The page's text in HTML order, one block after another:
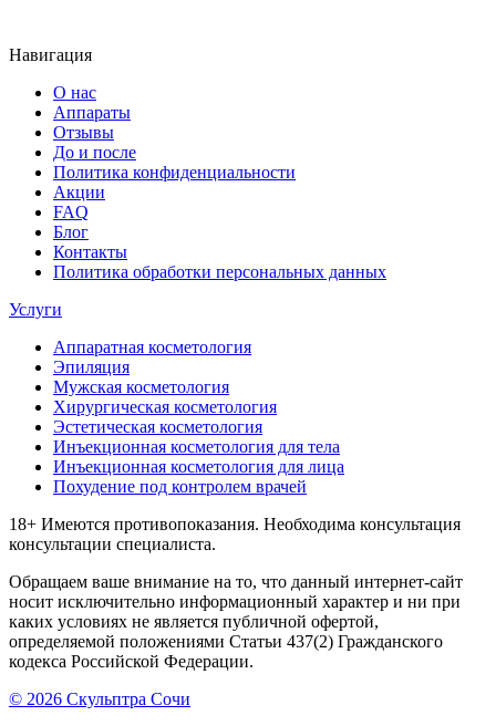
Навигация
О нас
Аппараты
Отзывы
До и после
Политика конфиденциальности
Акции
FAQ
Блог
Контакты
Политика обработки персональных данных
Услуги
Аппаратная косметология
Эпиляция
Мужская косметология
Хирургическая косметология
Эстетическая косметология
Инъекционная косметология для тела
Инъекционная косметология для лица
Похудение под контролем врачей
18+ Имеются противопоказания. Необходима консультация
консультации специалиста.
Обращаем ваше внимание на то, что данный интернет-сайт
носит исключительно информационный характер и ни при
каких условиях не является публичной офертой,
определяемой положениями Статьи 437(2) Гражданского
кодекса Российской Федерации.
© 2026 Скульптра Сочи